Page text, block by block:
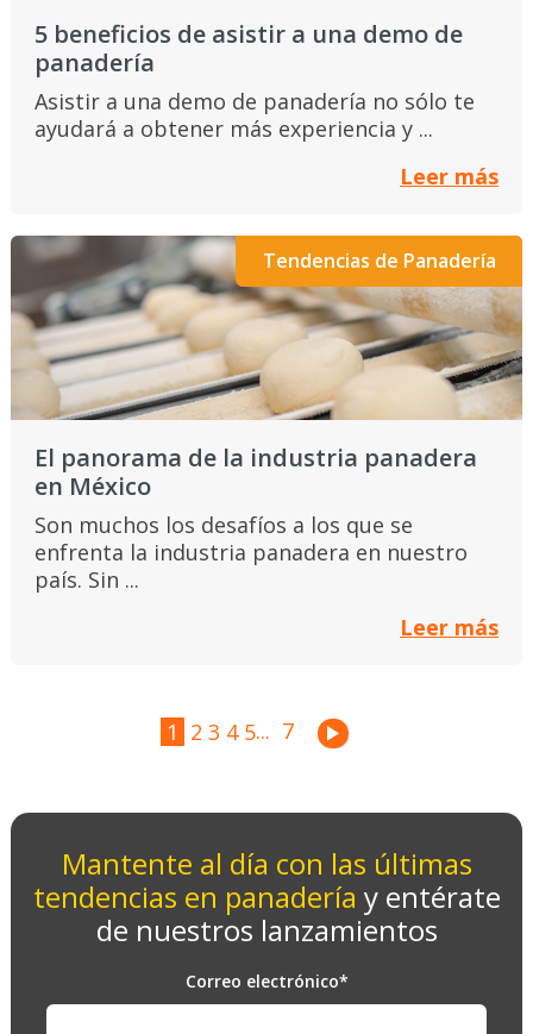
5 beneficios de asistir a una demo de
panadería
Asistir a una demo de panadería no sólo te
ayudará a obtener más experiencia y ...
Leer más
Tendencias de Panadería
El panorama de la industria panadera
en México
Son muchos los desafíos a los que se
enfrenta la industria panadera en nuestro
país. Sin ...
Leer más
1 2 3 4 5... 7
Mantente al día con las últimas
tendencias en panadería y entérate
de nuestros lanzamientos
Correo electrónico*